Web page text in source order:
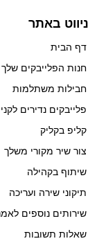
ניווט באתר
דף הבית
חנות הפלייבקים שלך
חבילות משתלמות
פלייבקים נדירים
קליפ בקליק
צור שיר מקורי משלך
שיתוף בקהילה
תיקוני שירה ועריכה
שירותים נוספים
שאלות תשובות